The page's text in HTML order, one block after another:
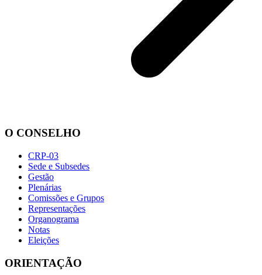
O CONSELHO
CRP-03
Sede e Subsedes
Gestão
Plenárias
Comissões e Grupos
Representações
Organograma
Notas
Eleições
ORIENTAÇÃO